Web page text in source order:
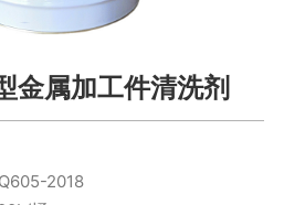
金属加工件清洗剂
2018